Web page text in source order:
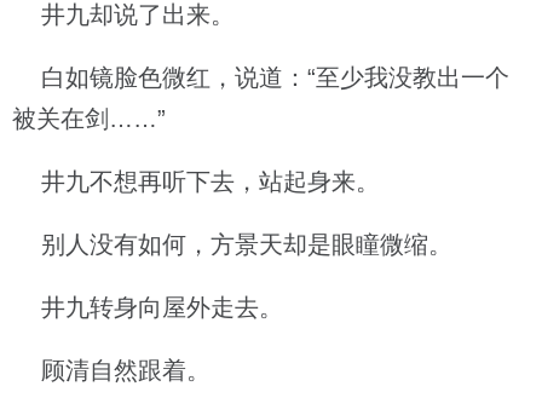
井九却说了出来。
白如镜脸色微红，说道：“至少我没教出一个
被关在剑……”
井九不想再听下去，站起身来。
别人没有如何，方景天却是眼瞳微缩。
井九转身向屋外走去。
顾清自然跟着。